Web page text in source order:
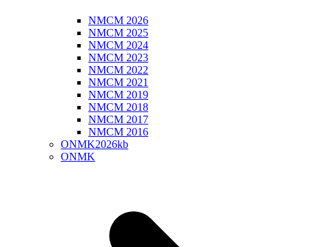
NMCM 2026
NMCM 2025
NMCM 2024
NMCM 2023
NMCM 2022
NMCM 2021
NMCM 2019
NMCM 2018
NMCM 2017
NMCM 2016
ONMK2026kb
ONMK